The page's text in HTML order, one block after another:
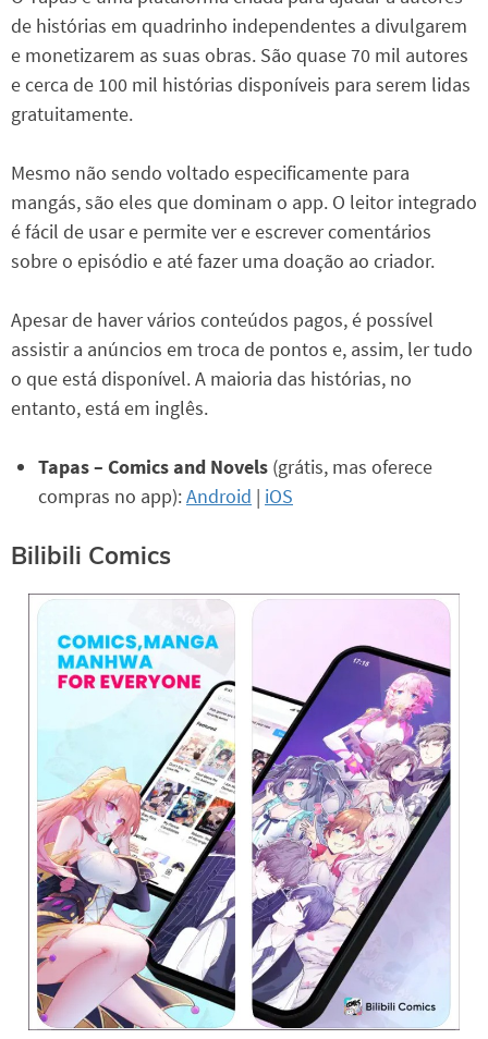
de histórias em quadrinho independentes a divulgarem
e monetizarem as suas obras. São quase 70 mil autores
e cerca de 100 mil histórias disponíveis para serem lidas
gratuitamente.
Mesmo não sendo voltado especificamente para
mangás, são eles que dominam o app. O leitor integrado
é fácil de usar e permite ver e escrever comentários
sobre o episódio e até fazer uma doação ao criador.
Apesar de haver vários conteúdos pagos, é possível
assistir a anúncios em troca de pontos e, assim, ler tudo
o que está disponível. A maioria das histórias, no
entanto, está em inglês.
Tapas – Comics and Novels (grátis, mas oferece
compras no app):Android | iOS
Bilibili Comics